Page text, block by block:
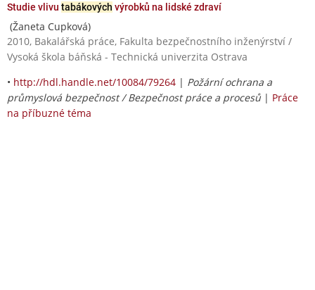
Studie vlivu tabákových výrobků na lidské zdraví
(Žaneta Cupková)
2010, Bakalářská práce, Fakulta bezpečnostního inženýrství /
Vysoká škola báňská - Technická univerzita Ostrava
• http://hdl.handle.net/10084/79264 | Požární ochrana a
průmyslová bezpečnost / Bezpečnost práce a procesů | Práce
na příbuzné téma